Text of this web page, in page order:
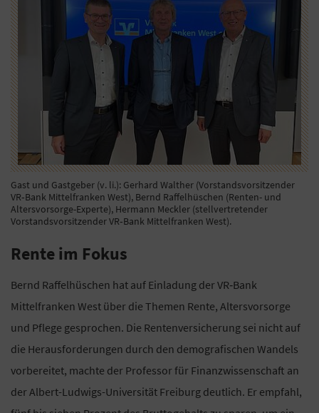
Gast und Gastgeber (v. li.): Gerhard Walther (Vorstandsvorsitzender
VR‐Bank Mittelfranken West), Bernd Raffelhüschen (Renten- und
Altersvorsorge-Experte), Hermann Meckler (stellvertretender
Vorstandsvorsitzender VR‐Bank Mittelfranken West).
Rente im Fokus
Bernd Raffelhüschen hat auf Einladung der VR‐Bank
Mittelfranken West über die Themen Rente, Altersvorsorge
und Pflege gesprochen. Die Rentenversicherung sei nicht auf
die Herausforderungen durch den demografischen Wandels
vorbereitet, machte der Professor für Finanzwissenschaft an
der Albert-Ludwigs-Universität Freiburg deutlich. Er empfahl,